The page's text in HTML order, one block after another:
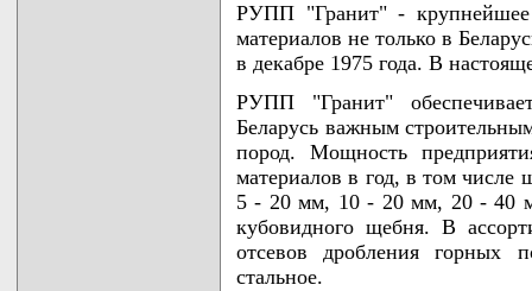
РУПП "Гранит" - крупнейшее
материалов не только в
в декабре 1975 года. В
РУПП "Гранит"
Беларусь важным
пород. Мощность
материалов в год, в том
5 - 20 мм, 10 - 20 мм, 20 - 40
кубовидного щебня. В
отсевов дробления горных
стальное.